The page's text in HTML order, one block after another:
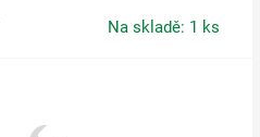
Na skladě: 1 ks